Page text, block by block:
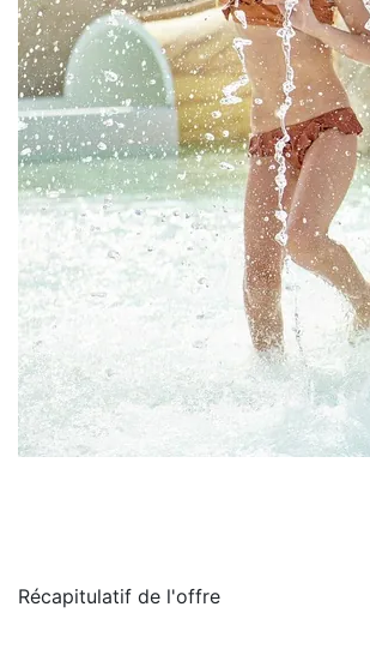
Récapitulatif de l'offre